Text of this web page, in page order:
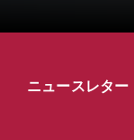
ニュースレター